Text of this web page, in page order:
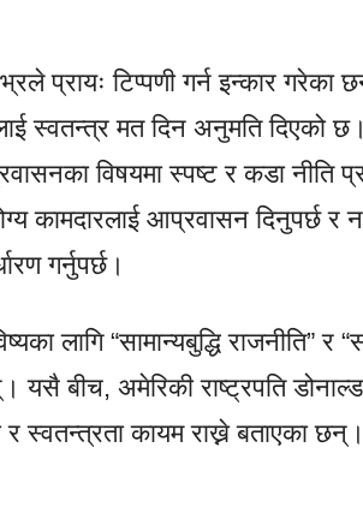
प्रायः टिप्पणी गर्न इन्कार गरेका
स्वतन्त्र मत दिन अनुमति दिएको
विषयमा स्पष्ट र कडा नीति
कामदारलाई आप्रवासन दिनुपर्छ र
गर्नुपर्छ।
लागि “सामान्यबुद्धि राजनीति” र
यसै बीच, अमेरिकी राष्ट्रपति
स्वतन्त्रता कायम राख्ने बताएका छन्।